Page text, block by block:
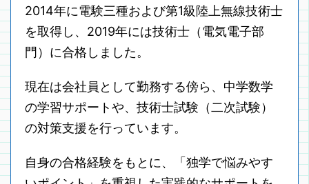
2014年に電験三種および第1級陸上無線技術士
を取得し、2019年には技術士（電気電子部
門）に合格しました。
現在は会社員として勤務する傍ら、中学数学
の学習サポートや、技術士試験（二次試験）
の対策支援を行っています。
自身の合格経験をもとに、「独学で悩みやす